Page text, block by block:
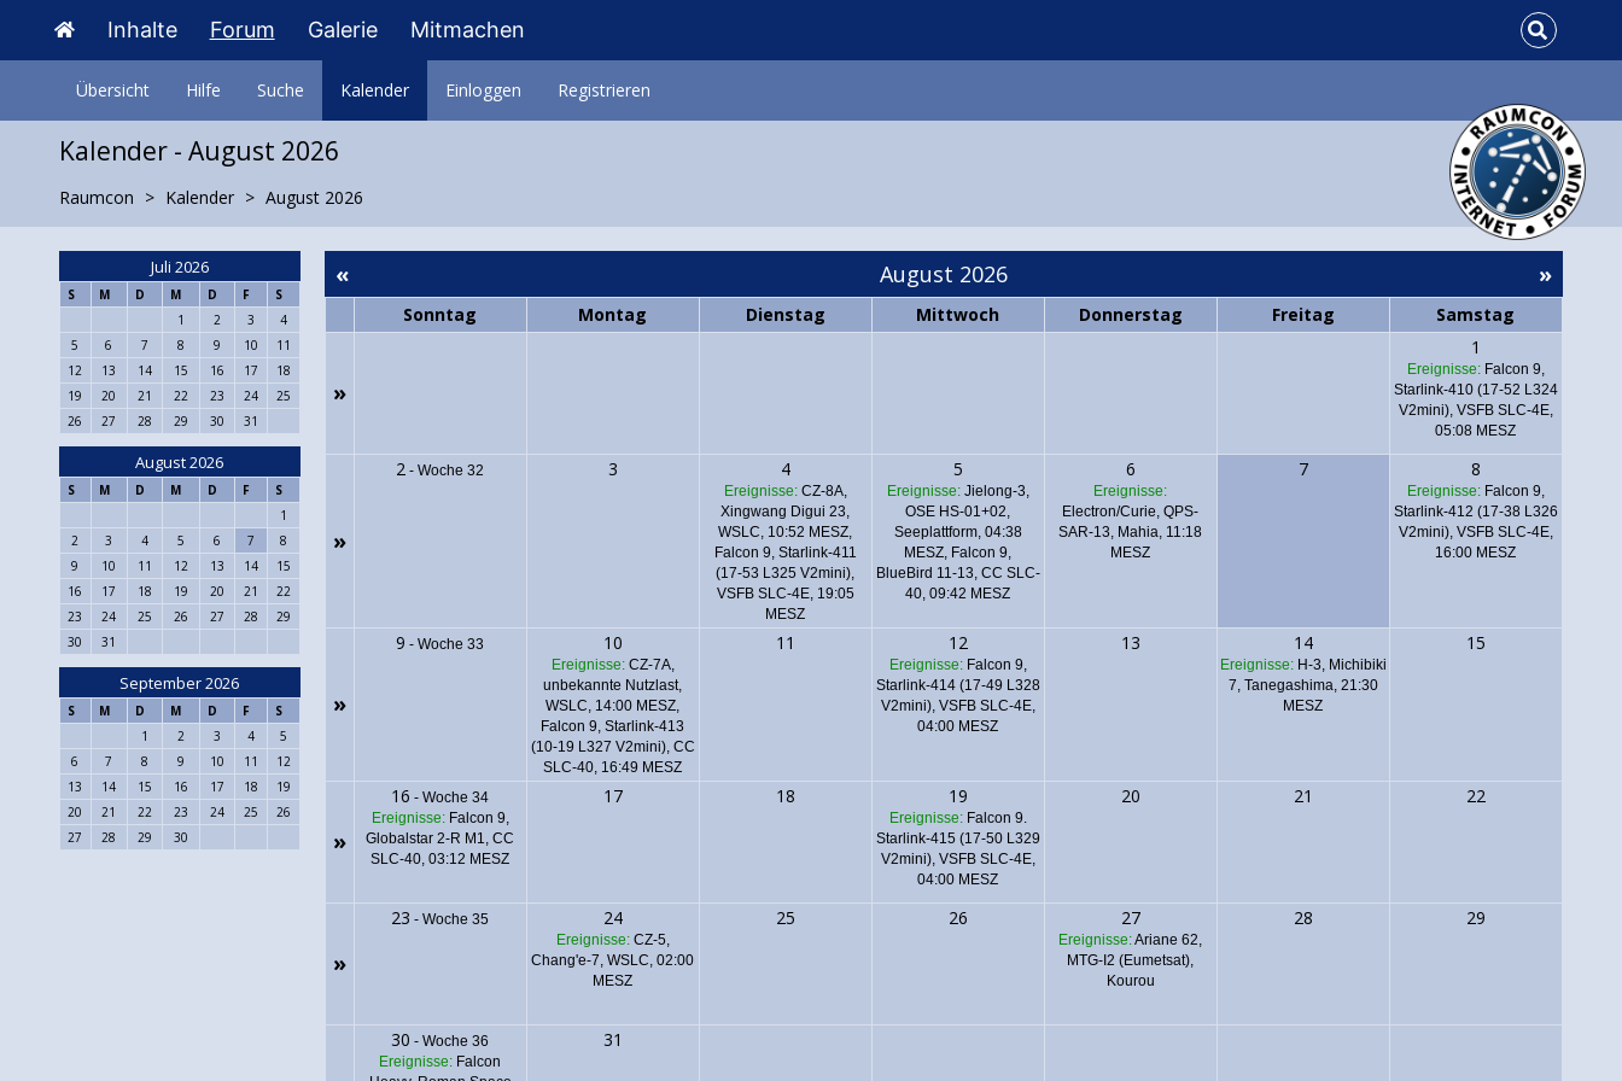
Inhalte Forum Galerie Mitmachen
Übersicht Hilfe Suche Kalender Einloggen Registrieren
Kalender - August 2026
Raumcon Kalender August 2026
Juli 2026
S M D M D F
S
1
2 3
4
5
6 7 8 9 10
11
12
13 14 15 16 17
18
19
20 21 22 23 24
25
26
27 28 29 30 31
August 2026
S M D M D F
S
1
2
3 4 5 6 7
8
9
10 11 12 13 14
15
16
17 18 19 20 21
22
23
24 25 26 27 28
29
30
31
September 2026
S M D M D F
S
1
2 3 4
5
6
7 8 9 10 11
12
13
14 15 16 17 18
19
20
21 22 23 24 25
26
27
28 29 30
« »
August 2026
Sonntag Montag Dienstag Mittwoch Donnerstag Freitag Samstag
»
1
Ereignisse: Falcon 9,
Starlink-410 (17-52 L324
V2mini), VSFB SLC-4E,
05:08 MESZ
»
2 -Woche 32 3 4
Ereignisse:CZ-8A,
Xingwang Digui 23,
WSLC, 10:52 MESZ,
Falcon 9, Starlink-411
(17-53 L325 V2mini),
VSFB SLC-4E, 19:05
MESZ
5
Ereignisse:Jielong-3,
OSE HS-01+02,
Seeplattform, 04:38
MESZ, Falcon 9,
BlueBird 11-13, CC SLC-
40, 09:42 MESZ
6
Ereignisse:
Electron/Curie, QPS-
SAR-13, Mahia, 11:18
MESZ
7 8
Ereignisse: Falcon 9,
Starlink-412 (17-38 L326
V2mini), VSFB SLC-4E,
16:00 MESZ
»
9 -Woche 33 10
Ereignisse:CZ-7A,
unbekannte Nutzlast,
WSLC, 14:00 MESZ,
Falcon 9, Starlink-413
(10-19 L327 V2mini), CC
SLC-40, 16:49 MESZ
11 12
Ereignisse: Falcon 9,
Starlink-414 (17-49 L328
V2mini), VSFB SLC-4E,
04:00 MESZ
13 14
Ereignisse:H-3, Michibiki
7, Tanegashima, 21:30
MESZ
15
»
16 -Woche 34
Ereignisse: Falcon 9,
Globalstar 2-R M1, CC
SLC-40, 03:12 MESZ
17 18 19
Ereignisse: Falcon 9.
Starlink-415 (17-50 L329
V2mini), VSFB SLC-4E,
04:00 MESZ
20 21 22
»
23 -Woche 35 24
Ereignisse:CZ-5,
Chang'e-7, WSLC, 02:00
MESZ
25 26 27
Ereignisse:Ariane 62,
MTG-I2 (Eumetsat),
Kourou
28 29
30 -Woche 36
Ereignisse: Falcon
31